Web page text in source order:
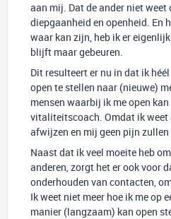
aan mij. Dat de ander niet weet
diepgaanheid en openheid. En
waar kan zijn, heb ik er
blijft maar gebeuren.
Dit resulteert er nu in dat ik
open te stellen naar (nieuwe)
mensen waarbij ik me open
vitaliteitscoach. Omdat ik
afwijzen en mij geen pijn zullen
Naast dat ik veel moeite heb
anderen, zorgt het er ook voor
onderhouden van contacten,
Ik weet niet meer hoe ik me op
manier (langzaam) kan open